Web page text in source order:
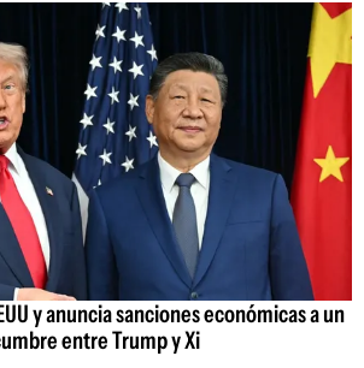
y anuncia sanciones económicas a un
entre Trump y Xi